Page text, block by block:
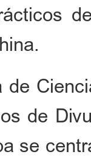
de
de
se